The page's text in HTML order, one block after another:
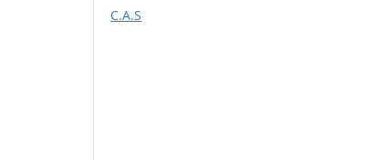
C.A.S